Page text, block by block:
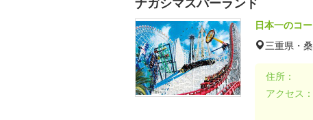
日本一のコ
三重県・
住所：
アクセス：